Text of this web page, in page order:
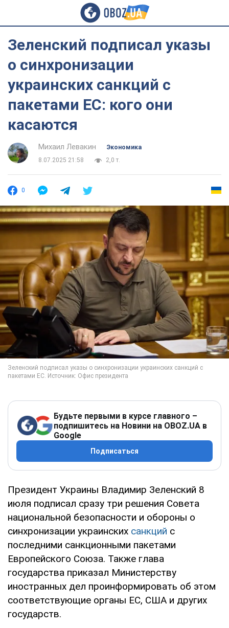
Зеленский подписал указы
о синхронизации
украинских санкций с
пакетами ЕС: кого они
касаются
Михаил Левакин
Экономика
8.07.2025 21:58
2,0 т.
0
Будьте первыми в курсе главного –
подпишитесь на Новини на OBOZ.UA в
Google
Подписаться
Президент Украины Владимир Зеленский 8
июля подписал сразу три решения Совета
национальной безопасности и обороны о
синхронизации украинских санкций с
последними санкционными пакетами
Европейского Союза. Также глава
государства приказал Министерству
иностранных дел проинформировать об этом
соответствующие органы ЕС, США и других
государств.